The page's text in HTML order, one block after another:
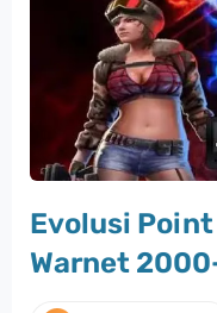
Evolusi
Warnet